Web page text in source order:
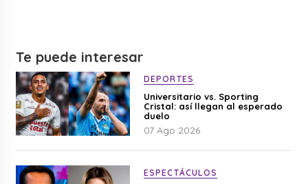
Te puede interesar
DEPORTES
Universitario vs. Sporting
Cristal: así llegan al esperado
duelo
07 Ago 2026
ESPECTÁCULOS